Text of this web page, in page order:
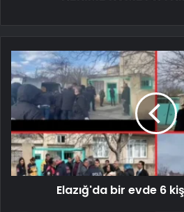
Elazığ'da bir evde 6